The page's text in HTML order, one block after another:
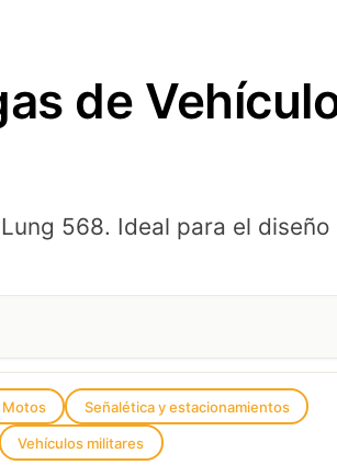
de
568. Ideal para el
Motos Señalética y estacionamientos
Vehículos militares